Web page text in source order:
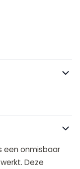
een onmisbaar
Deze